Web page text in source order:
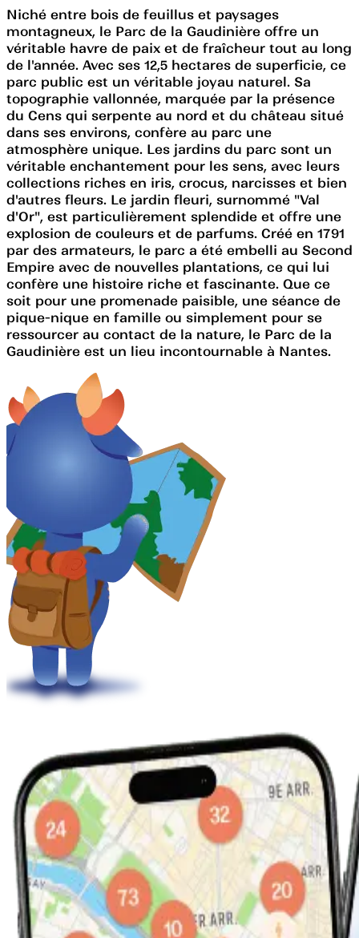
Niché entre bois de feuillus et paysages
montagneux, le Parc de la Gaudinière offre un
véritable havre de paix et de fraîcheur tout au long
de l'année. Avec ses 12,5 hectares de superficie, ce
parc public est un véritable joyau naturel. Sa
topographie vallonnée, marquée par la présence
du Cens qui serpente au nord et du château situé
dans ses environs, confère au parc une
atmosphère unique. Les jardins du parc sont un
véritable enchantement pour les sens, avec leurs
collections riches en iris, crocus, narcisses et bien
d'autres fleurs. Le jardin fleuri, surnommé "Val
d'Or", est particulièrement splendide et offre une
explosion de couleurs et de parfums. Créé en 1791
par des armateurs, le parc a été embelli au Second
Empire avec de nouvelles plantations, ce qui lui
confère une histoire riche et fascinante. Que ce
soit pour une promenade paisible, une séance de
pique-nique en famille ou simplement pour se
ressourcer au contact de la nature, le Parc de la
Gaudinière est un lieu incontournable à Nantes.